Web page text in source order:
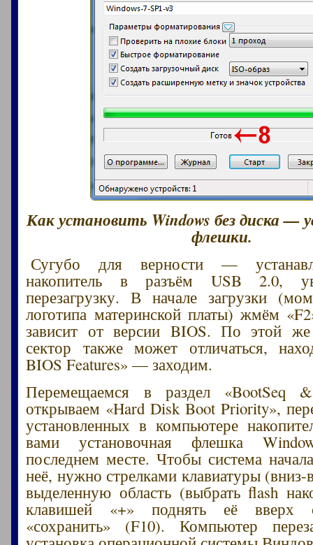
Как установить Windows без диска —
флешки.
Сугубо для верности —
накопитель в разъём USB 2.0,
перезагрузку. В начале загрузки
логотипа материнской платы) жмём
зависит от версии BIOS. По этой
сектор также может отличаться,
BIOS Features» — заходим.
Перемещаемся в раздел «BootSeq &
открываем «Hard Disk Boot Priority»,
установленных в компьютере
вами установочная флешка
последнем месте. Чтобы система
неё, нужно стрелками клавиатуры (вниз-
выделенную область (выбрать flash
клавишей «+» поднять её вверх
«сохранить» (F10). Компьютер